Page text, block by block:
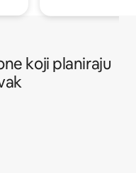
koji planiraju